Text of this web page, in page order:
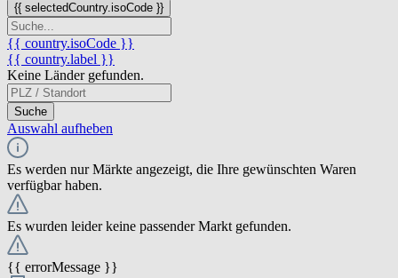
{{ selectedCountry.isoCode }}
{{ country.isoCode }}
{{ country.label }}
Keine Länder gefunden.
Suche
Auswahl aufheben
Es werden nur Märkte angezeigt, die Ihre gewünschten Waren
verfügbar haben.
Es wurden leider keine passender Markt gefunden.
{{ errorMessage }}